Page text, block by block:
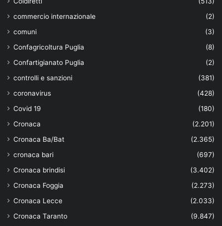
commercio internazionale
(2)
comuni
(3)
Confagricoltura Puglia
(8)
Confartigianato Puglia
(2)
controlli e sanzioni
(381)
coronavirus
(428)
Covid 19
(180)
Cronaca
(2.201)
Cronaca Ba/Bat
(2.365)
cronaca bari
(697)
Cronaca brindisi
(3.402)
Cronaca Foggia
(2.273)
Cronaca Lecce
(2.033)
Cronaca Taranto
(9.847)